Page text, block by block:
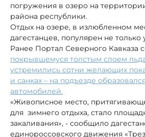
погружения в озеро на
района республики.
Отдых на озере, в излюбленном
дагестанцев, популярен не
Ранее Портал Северного Кавказа
покрывшемуся толстым слоем
устремились сотни желающих
и санках – на подъезде
автомобилей.
«Живописное место,
для зимнего отдыха, стало
закаливания», - сообщило
единороссовского движения